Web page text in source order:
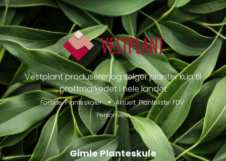
Vestplant produserer og selger planter kun til
proffmarkedet i hele landet
Forside Planteskoler Aktuelt Planteliste FDV
Personvern
Gimle Planteskule